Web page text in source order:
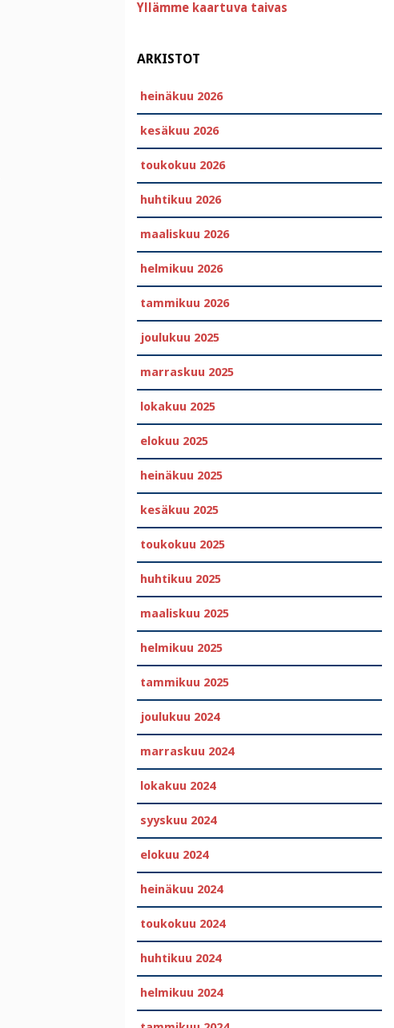
Yllämme kaartuva taivas
ARKISTOT
heinäkuu 2026
kesäkuu 2026
toukokuu 2026
huhtikuu 2026
maaliskuu 2026
helmikuu 2026
tammikuu 2026
joulukuu 2025
marraskuu 2025
lokakuu 2025
elokuu 2025
heinäkuu 2025
kesäkuu 2025
toukokuu 2025
huhtikuu 2025
maaliskuu 2025
helmikuu 2025
tammikuu 2025
joulukuu 2024
marraskuu 2024
lokakuu 2024
syyskuu 2024
elokuu 2024
heinäkuu 2024
toukokuu 2024
huhtikuu 2024
helmikuu 2024